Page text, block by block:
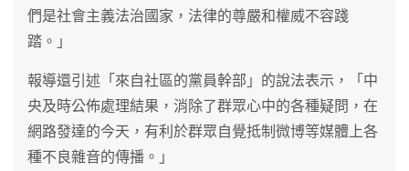
們是社會主義法治國家，法律的尊嚴和權威不容踐
踏。」
報導還引述「來自社區的黨員幹部」的說法表示，「中
央及時公佈處理結果，消除了群眾心中的各種疑問，在
網路發達的今天，有利於群眾自覺抵制微博等媒體上各
種不良雜音的傳播。」